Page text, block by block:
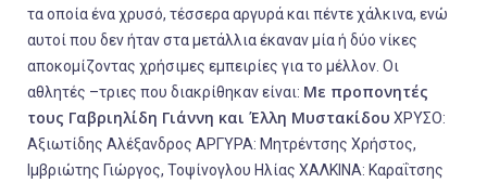
τα οποία ένα χρυσό, τέσσερα αργυρά και πέντε χάλκινα, ενώ
αυτοί που δεν ήταν στα μετάλλια έκαναν μία ή δύο νίκες
αποκομίζοντας χρήσιμες εμπειρίες για το μέλλον. Οι
αθλητές –τριες που διακρίθηκαν είναι: Με προπονητές
τους Γαβριηλίδη Γιάννη και Έλλη Μυστακίδου ΧΡΥΣΟ:
Αξιωτίδης Αλέξανδρος ΑΡΓΥΡΑ: Μητρέντσης Χρήστος,
Ιμβριώτης Γιώργος, Τοψίνογλου Ηλίας ΧΑΛΚΙΝΑ: Καραΐτσης